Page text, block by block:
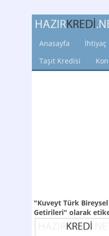
Anasayfa
İhtiyaç
Taşıt Kredisi
"Kuveyt Türk
Getirileri" olarak